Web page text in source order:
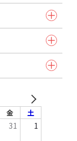
イテム
納品方法/送料について
原稿作成方法
テンプレートDL
人のお客様へ
金 土
31
1